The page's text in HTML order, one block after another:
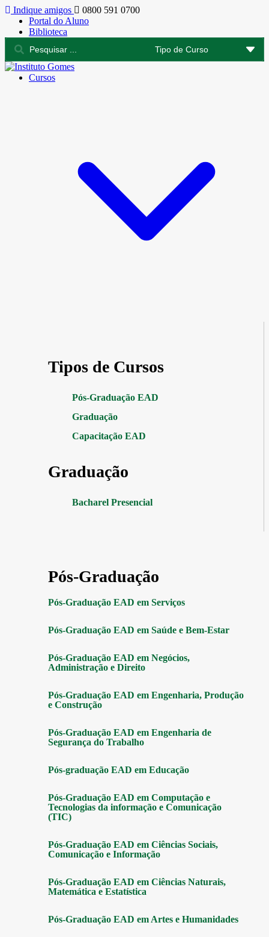
Indique amigos
0800 591 0700
Portal do Aluno
Biblioteca
Cursos
Tipos de Cursos
Pós-Graduação EAD
Graduação
Capacitação EAD
Graduação
Bacharel Presencial
Pós-Graduação
Pós-Graduação EAD em Serviços
Pós-Graduação EAD em Saúde e Bem-Estar
Pós-Graduação EAD em Negócios,
Administração e Direito
Pós-Graduação EAD em Engenharia, Produção
e Construção
Pós-Graduação EAD em Engenharia de
Segurança do Trabalho
Pós-graduação EAD em Educação
Pós-Graduação EAD em Computação e
Tecnologias da informação e Comunicação
(TIC)
Pós-Graduação EAD em Ciências Sociais,
Comunicação e Informação
Pós-Graduação EAD em Ciências Naturais,
Matemática e Estatística
Pós-Graduação EAD em Artes e Humanidades